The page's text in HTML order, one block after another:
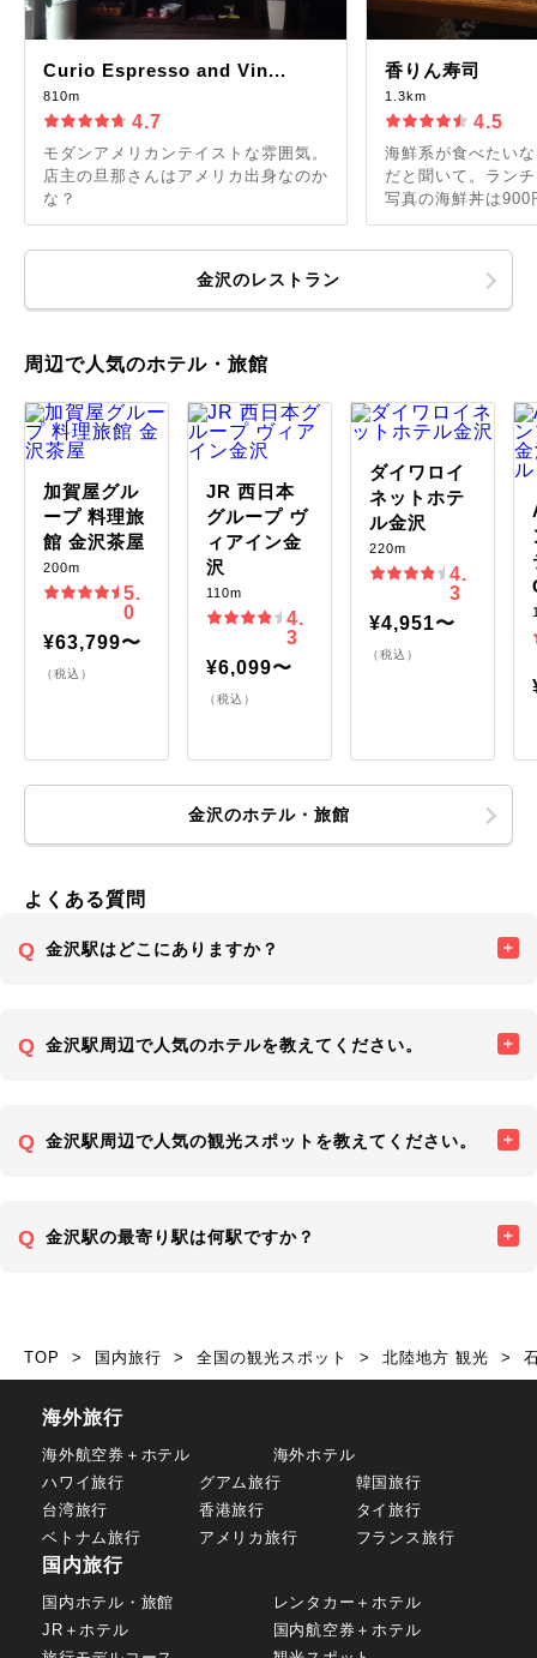
Curio Espresso and Vin...
810m
4.7
モダンアメリカンテイストな雰囲気。
店主の旦那さんはアメリカ出身なのか
な？
香りん寿司
1.3km
4.5
海鮮系が食べたい
だと聞いて。ラン
写真の海鮮丼は
金沢のレストラン
周辺で人気のホテル・旅館
加賀屋グル
ープ 料理旅
館 金沢茶屋
200m
5.
0
¥63,799〜
（税込）
JR 西日本
グループ ヴ
ィアイン金
沢
110m
4.
3
¥6,099〜
（税込）
ダイワロイ
ネットホテ
ル金沢
220m
4.
3
¥4,951〜
（税込）
金沢のホテル・旅館
よくある質問
金沢駅はどこにありますか？
金沢駅周辺で人気のホテルを教えてください。
金沢駅周辺で人気の観光スポットを教えてください。
金沢駅の最寄り駅は何駅ですか？
TOP 国内旅行 全国の観光スポット 北陸地方 観光
海外旅行
海外航空券＋ホテル
海外ホテル
ハワイ旅行
グアム旅行
韓国旅行
台湾旅行
香港旅行
タイ旅行
ベトナム旅行
アメリカ旅行 フランス旅行
国内旅行
国内ホテル・旅館
レンタカー＋ホテル
JR＋ホテル
国内航空券＋ホテル